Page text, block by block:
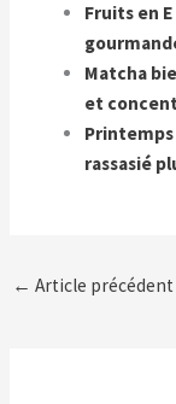
Fruits en
Matcha
et
rassasié
← Article précédent